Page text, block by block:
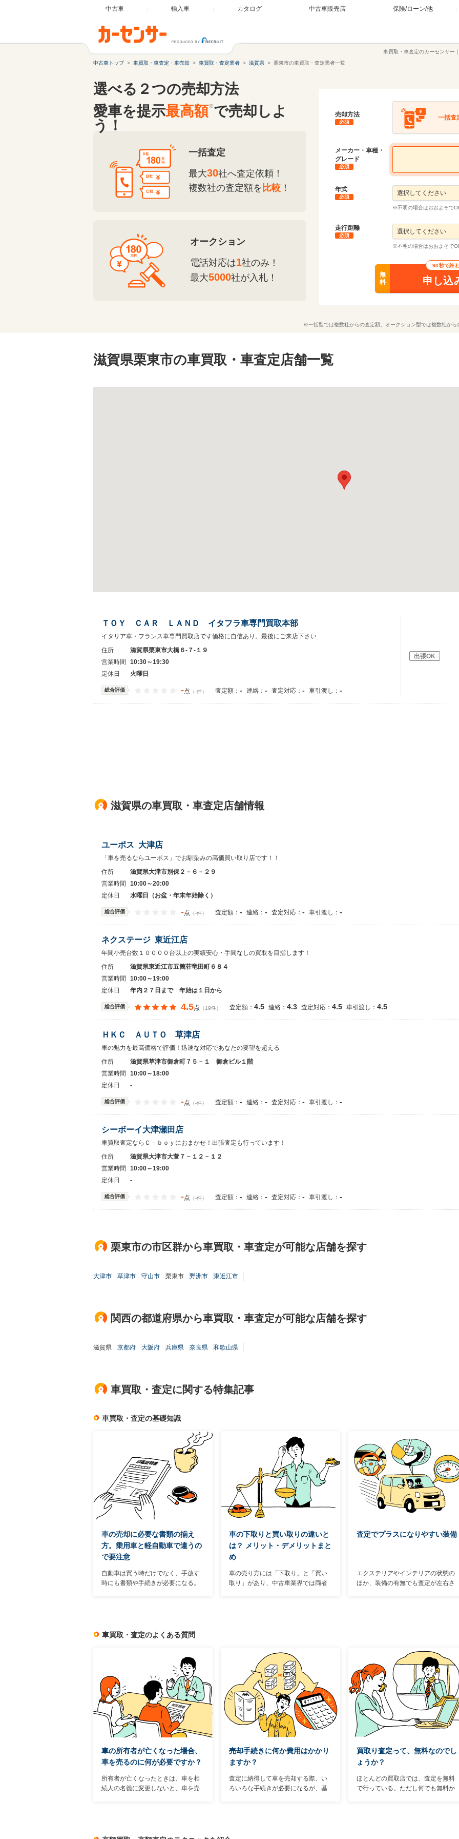
中古車 輸入車 カタログ 中古車販売店 保険/ローン/他
車買取・車査定のカーセンサー
中古車トップ
車買取・車査定・車売却 車買取・査定業者 滋賀県 栗東市の車買取・査定業者一覧
選べる２つの売却方法
愛車を提示最高額※で売却しよ
う！
一括査定
最大30社へ査定依頼！
複数社の査定額を 比較 ！
オークション
電話対応は1社のみ！
最大5000社が入札！
売却方法
必須
一括査
メーカー・車種・
グレード
必須
年式
必須
※不明の場合はおおよそで
走行距離
必須
※不明の場合はおおよそで
90秒で終
無
料
申し込
※一括型では複数社からの査定額、オークション型では複数社か
滋賀県栗東市の車買取・車査定店舗一覧
ＴＯＹ ＣＡＲ ＬＡＮＤ イタフラ車専門買取本部
イタリア車・フランス車専門買取店です価格に自信あり。最後にご来店下さい
住所
滋賀県栗東市大橋６‐７‐１９
営業時間
10:30～19:30
定休日
火曜日
総合評価 -点 （-件） 査定額： - 連絡： - 査定対応： - 車引渡し： -
出張OK
滋賀県の車買取・車査定店舗情報
ユーポス 大津店
「車を売るならユーポス」でお馴染みの高価買い取り店です！！
住所
滋賀県大津市別保２－６－２９
営業時間
10:00～20:00
定休日
水曜日（お盆・年末年始除く）
総合評価 -点 （-件） 査定額： - 連絡： - 査定対応： - 車引渡し： -
ネクステージ 東近江店
年間小売台数１００００台以上の実績安心・手間なしの買取を目指します！
住所
滋賀県東近江市五箇荘竜田町６８４
営業時間
10:00～19:00
定休日
年内２７日まで 年始は１日から
総合評価 4.5点 （19件） 査定額： 4.5 連絡： 4.3 査定対応： 4.5 車引渡し： 4.5
ＨＫＣ ＡＵＴＯ 草津店
車の魅力を最高価格で評価！迅速な対応であなたの要望を超える
住所
滋賀県草津市御倉町７５－１ 御倉ビル１階
営業時間
10:00～18:00
定休日
-
総合評価 -点 （-件） 査定額： - 連絡： - 査定対応： - 車引渡し： -
シーボーイ大津瀬田店
車買取査定ならＣ－ｂｏｙにおまかせ！出張査定も行っています！
住所
滋賀県大津市大萱７－１２－１２
営業時間
10:00～19:00
定休日
-
総合評価 -点 （-件） 査定額： - 連絡： - 査定対応： - 車引渡し： -
栗東市の市区群から車買取・車査定が可能な店舗を探す
大津市 草津市 守山市 栗東市 野洲市 東近江市
関西の都道府県から車買取・車査定が可能な店舗を探す
滋賀県 京都府 大阪府 兵庫県 奈良県 和歌山県
車買取・査定に関する特集記事
車買取・査定の基礎知識
車の売却に必要な書類の揃え
方。乗用車と軽自動車で違うの
で要注意
自動車は買う時だけでなく、手放す
時にも書類や手続きが必要になる。
車の下取りと買い取りの違いと
は？ メリット・デメリットまと
め
車の売り方には「下取り」と「買い
取り」があり、中古車業界では両者
どを解説する。まずは両者の違いか
ら説明しよう。
査定でプラスになりやすい装備
エクステリアやインテリアの状態の
ほか、装備の有無でも査定が左右さ
車買取・査定のよくある質問
車の所有者が亡くなった場合、
車を売るのに何が必要ですか？
所有者が亡くなったときは、車を相
続人の名義に変更しないと、車を売
売却手続きに何か費用はかかり
ますか？
査定に納得して車を売却する際、い
ろいろな手続きが必要になるが、基
の費用も含めた上で査定額が提示さ
買取り査定って、無料なのでし
ょうか？
ほとんどの買取店では、査定を無料
で行っている。ただし何でも無料か